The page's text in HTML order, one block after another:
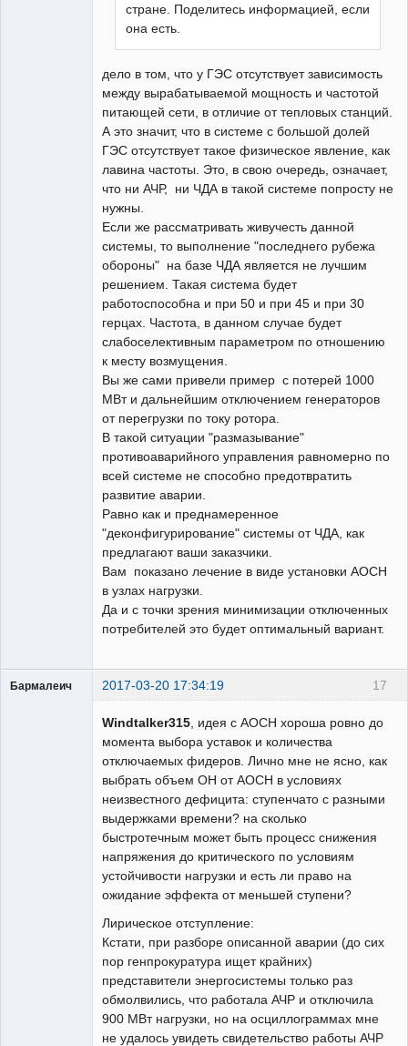
стране. Поделитесь информацией, если
она есть.
дело в том, что у ГЭС отсутствует зависимость
между вырабатываемой мощность и частотой
питающей сети, в отличие от тепловых станций.
А это значит, что в системе с большой долей
ГЭС отсутствует такое физическое явление, как
лавина частоты. Это, в свою очередь, означает,
что ни АЧР, ни ЧДА в такой системе попросту не
нужны.
Если же рассматривать живучесть данной
системы, то выполнение "последнего рубежа
обороны" на базе ЧДА является не лучшим
решением. Такая система будет
работоспособна и при 50 и при 45 и при 30
герцах. Частота, в данном случае будет
слабоселективным параметром по отношению
к месту возмущения.
Вы же сами привели пример с потерей 1000
МВт и дальнейшим отключением генераторов
от перегрузки по току ротора.
В такой ситуации "размазывание"
противоаварийного управления равномерно по
всей системе не способно предотвратить
развитие аварии.
Равно как и преднамеренное
"деконфигурирование" системы от ЧДА, как
предлагают ваши заказчики.
Вам показано лечение в виде установки АОСН
в узлах нагрузки.
Да и с точки зрения минимизации отключенных
потребителей это будет оптимальный вариант.
17
Бармалеич 2017-03-20 17:34:19
Windtalker315 , идея с АОСН хороша ровно до
момента выбора уставок и количества
отключаемых фидеров. Лично мне не ясно, как
выбрать объем ОН от АОСН в условиях
неизвестного дефицита: ступенчато с разными
выдержками времени? на сколько
быстротечным может быть процесс снижения
напряжения до критического по условиям
устойчивости нагрузки и есть ли право на
ожидание эффекта от меньшей ступени?
Лирическое отступление:
Кстати, при разборе описанной аварии (до сих
пор генпрокуратура ищет крайних)
представители энергосистемы только раз
обмолвились, что работала АЧР и отключила
900 МВт нагрузки, но на осциллограммах мне
не удалось увидеть свидетельство работы АЧР